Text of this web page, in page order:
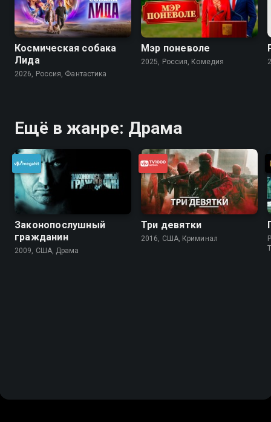
Космическая собака
Лида
2026, Россия, Фантастика
Мэр поневоле
2025, Россия, Комедия
Ещё в жанре: Драма
Законопослушный
гражданин
2009, США, Драма
Три девятки
2016, США, Криминал